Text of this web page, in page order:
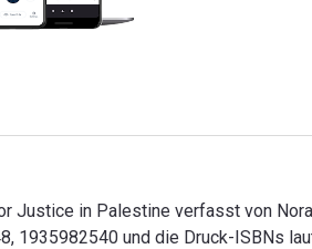
Justice in Palestine verfasst von
1935982540 und die Druck-ISBNs